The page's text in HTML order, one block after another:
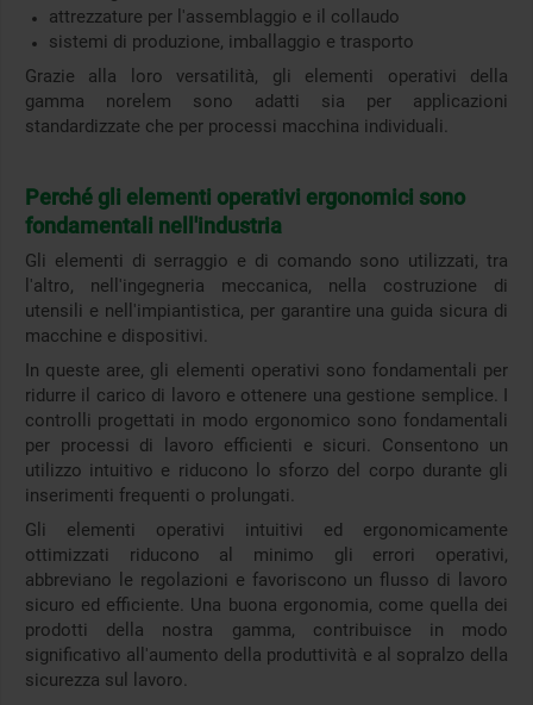
attrezzature per l'assemblaggio e il collaudo
sistemi di produzione, imballaggio e trasporto
Grazie alla loro versatilità, gli elementi operativi della
gamma norelem sono adatti sia per applicazioni
standardizzate che per processi macchina individuali.
Perché gli elementi operativi ergonomici sono
fondamentali nell'industria
Gli elementi di serraggio e di comando sono utilizzati, tra
l'altro, nell'ingegneria meccanica, nella costruzione di
utensili e nell'impiantistica, per garantire una guida sicura di
macchine e dispositivi.
In queste aree, gli elementi operativi sono fondamentali per
ridurre il carico di lavoro e ottenere una gestione semplice. I
controlli progettati in modo ergonomico sono fondamentali
per processi di lavoro efficienti e sicuri. Consentono un
utilizzo intuitivo e riducono lo sforzo del corpo durante gli
inserimenti frequenti o prolungati.
Gli elementi operativi intuitivi ed ergonomicamente
ottimizzati riducono al minimo gli errori operativi,
abbreviano le regolazioni e favoriscono un flusso di lavoro
sicuro ed efficiente. Una buona ergonomia, come quella dei
prodotti della nostra gamma, contribuisce in modo
significativo all'aumento della produttività e al sopralzo della
sicurezza sul lavoro.